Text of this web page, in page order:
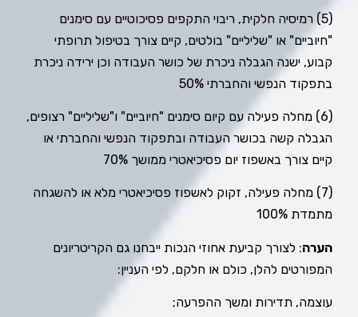
(5) רמיסיה חלקית, ריבוי התקפים פסיכוטיים עם סימנים
"חיוביים" או "שליליים" בולטים, קיים צורך בטיפול תרופתי
קבוע, ישנה הגבלה ניכרת של כושר העבודה וכן ירידה ניכרת
בתפקוד הנפשי והחברתי 50%
(6) מחלה פעילה עם קיום סימנים "חיוביים" ו"שליליים" רצופים,
הגבלה קשה בכושר העבודה ובתפקוד הנפשי והחברתי או
קיים צורך באשפוז יום פסיכיאטרי ממושך 70%
(7) מחלה פעילה, זקוק לאשפוז פסיכיאטרי מלא או להשגחה
מתמדת 100%
הערה: לצורך קביעת אחוזי הנכות ייבחנו גם הקריטריונים
המפורטים להלן, כולם או חלקם, לפי העניין:
עוצמה, תדירות ומשך ההפרעה;